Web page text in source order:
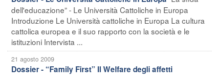
dell'educazione” - Le Università Cattoliche in Europa
Introduzione Le Università cattoliche in Europa La cultura
cattolica europea e il suo rapporto con la società e le
istituzioni Intervista ...
21 agosto 2009
Dossier - “Family First” Il Welfare degli affetti